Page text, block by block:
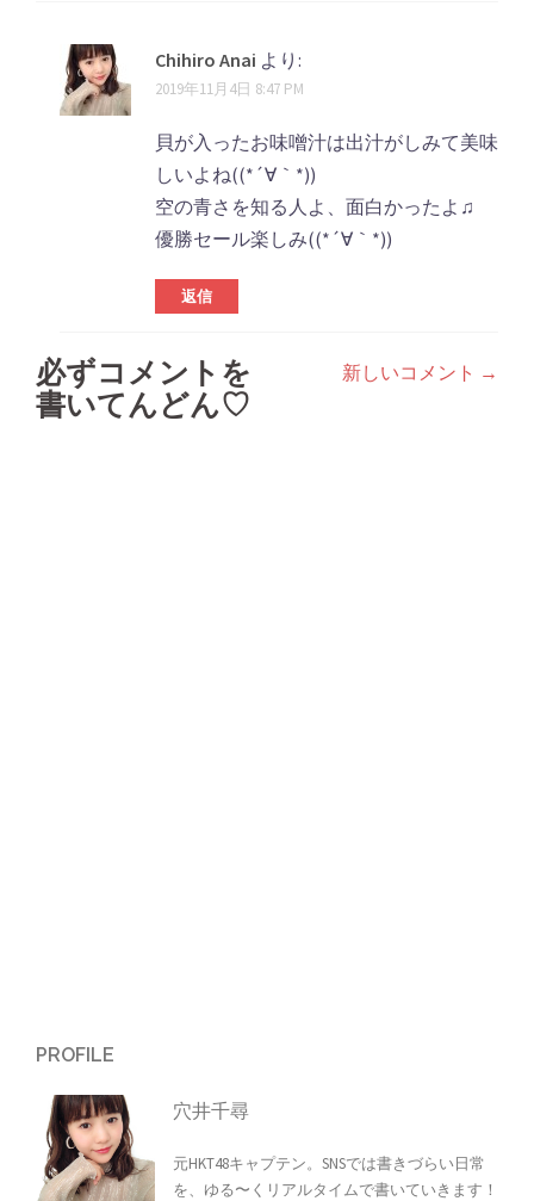
Chihiro Anai より:
2019年11月4日 8:47 PM
貝が入ったお味噌汁は出汁がしみて美味
しいよね((*´∀｀*))
空の青さを知る人よ、面白かったよ♫
優勝セール楽しみ((*´∀｀*))
返信
コ
メ
新しいコメント →
必ずコメントを
書いてんどん♡
PROFILE
穴井千尋
元HKT48キャプテン。SNSでは書きづらい日常
を、ゆる〜くリアルタイムで書いていきます！